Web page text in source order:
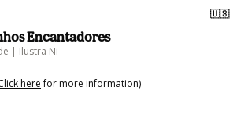
🇺🇸
Encantadores
| Ilustra Ni
herefor more information)